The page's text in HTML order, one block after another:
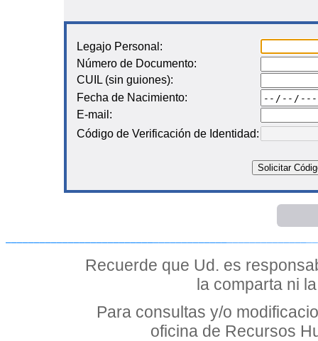
Legajo Personal:
Número de Documento:
CUIL (sin guiones):
Fecha de Nacimiento:
E-mail:
Código de Verificación de Identidad:
Solicitar
Recuerde que Ud. es
la comparta ni
Para consultas y/o
oficina de Recursos